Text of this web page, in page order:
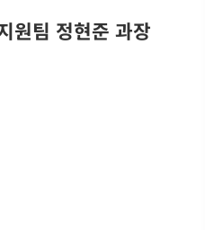
원팀 정현준 과장